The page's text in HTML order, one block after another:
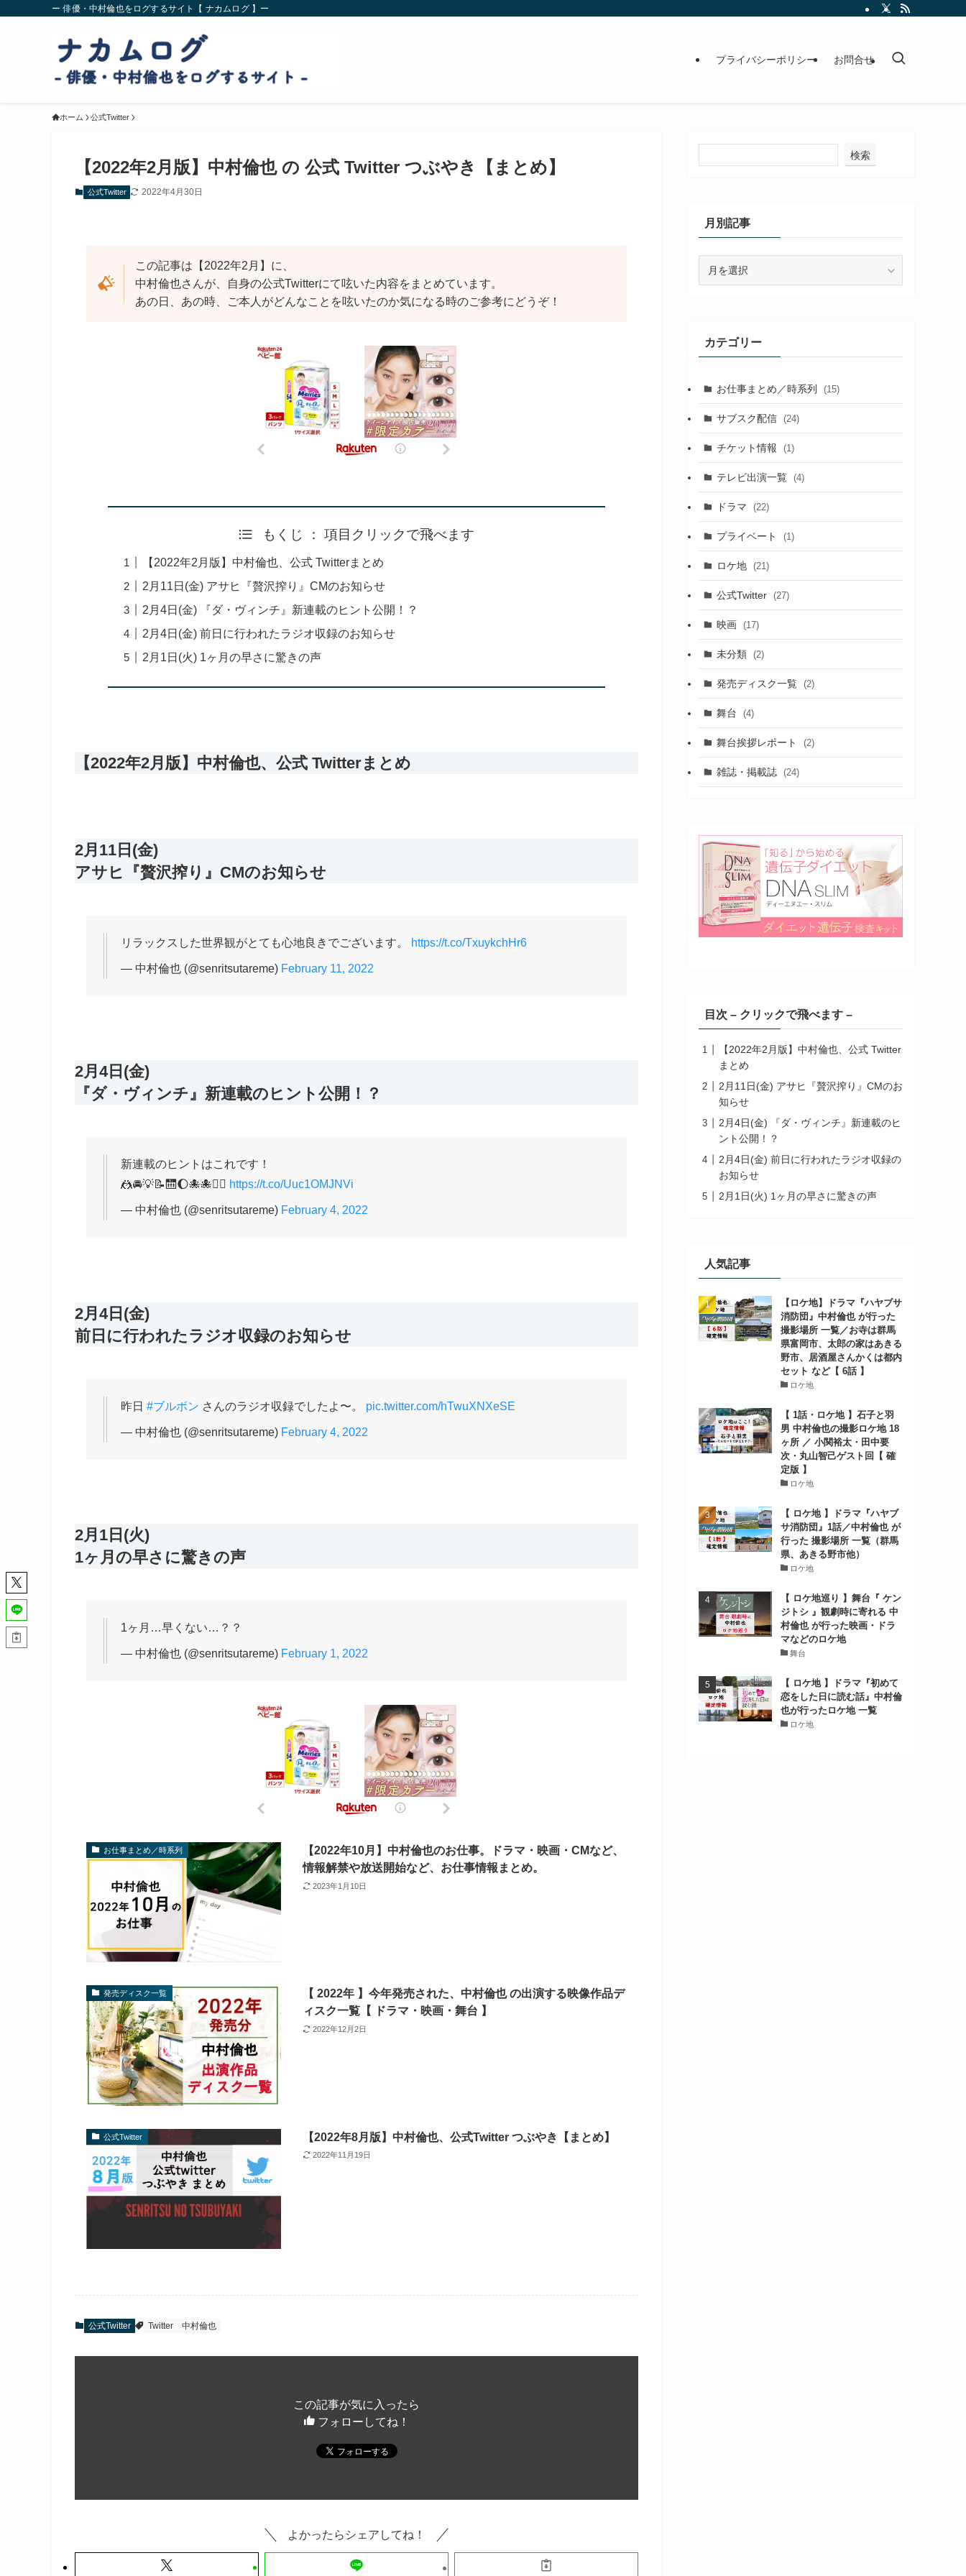
ー 俳優・中村倫也をログするサイト【 ナカムログ 】ー
プライバシーポリシー お問合せ
ホーム 公式Twitter
【2022年2月版】中村倫也 の 公式 Twitter つぶやき【まとめ】
公式Twitter 2022年4月30日
この記事は【2022年2月】に、
中村倫也さんが、自身の公式Twitterにて呟いた内容をまとめています。
あの日、あの時、ご本人がどんなことを呟いたのか気になる時のご参考にどうぞ！
もくじ ： 項目クリックで飛べます
【2022年2月版】中村倫也、公式 Twitterまとめ
2月11日(金) アサヒ『贅沢搾り』CMのお知らせ
2月4日(金) 『ダ・ヴィンチ』新連載のヒント公開！？
2月4日(金) 前日に行われたラジオ収録のお知らせ
2月1日(火) 1ヶ月の早さに驚きの声
【2022年2月版】中村倫也、公式 Twitterまとめ
2月11日(金)
アサヒ『贅沢搾り』CMのお知らせ
リラックスした世界観がとても心地良きでございます。 https://t.co/TxuykchHr6
— 中村倫也 (@senritsutareme) February 11, 2022
2月4日(金)
『ダ・ヴィンチ』新連載のヒント公開！？
新連載のヒントはこれです！
🤼🚘💡📝🛗🌔🐙🐙👯‍♂️ https://t.co/Uuc1OMJNVi
— 中村倫也 (@senritsutareme) February 4, 2022
2月4日(金)
前日に行われたラジオ収録のお知らせ
昨日 #ブルボン さんのラジオ収録でしたよ〜。 pic.twitter.com/hTwuXNXeSE
— 中村倫也 (@senritsutareme) February 4, 2022
2月1日(火)
1ヶ月の早さに驚きの声
1ヶ月…早くない…？？
— 中村倫也 (@senritsutareme) February 1, 2022
お仕事まとめ／時系列
【2022年10月】中村倫也のお仕事。ドラマ・映画・CMなど、
情報解禁や放送開始など、お仕事情報まとめ。
2023年1月10日
発売ディスク一覧
【 2022年 】今年発売された、中村倫也 の出演する映像作品デ
ィスク一覧【 ドラマ・映画・舞台 】
2022年12月2日
公式Twitter 【2022年8月版】中村倫也、公式Twitter つぶやき【まとめ】
2022年11月19日
公式Twitter Twitter 中村倫也
この記事が気に入ったら
フォローしてね！
よかったらシェアしてね！
検索
月別記事
カテゴリー
お仕事まとめ／時系列 (15)
サブスク配信 (24)
チケット情報 (1)
テレビ出演一覧 (4)
ドラマ (22)
プライベート (1)
ロケ地 (21)
公式Twitter (27)
映画 (17)
未分類 (2)
発売ディスク一覧 (2)
舞台 (4)
舞台挨拶レポート (2)
雑誌・掲載誌 (24)
目次 – クリックで飛べます –
【2022年2月版】中村倫也、公式 Twitter
まとめ
2月11日(金) アサヒ『贅沢搾り』CMのお
知らせ
2月4日(金) 『ダ・ヴィンチ』新連載のヒ
ント公開！？
2月4日(金) 前日に行われたラジオ収録の
お知らせ
2月1日(火) 1ヶ月の早さに驚きの声
人気記事
【ロケ地】ドラマ『ハヤブサ
消防団』中村倫也 が行った
撮影場所 一覧／お寺は群馬
県富岡市、太郎の家はあきる
野市、居酒屋さんかくは都内
セット など【 6話 】
ロケ地
【 1話・ロケ地 】石子と羽
男 中村倫也の撮影ロケ地 18
ヶ所 ／ 小関裕太・田中要
次・丸山智己ゲスト回【 確
定版 】
ロケ地
【 ロケ地 】ドラマ『ハヤブ
サ消防団』1話／中村倫也 が
行った 撮影場所 一覧（群馬
県、あきる野市他）
ロケ地
【 ロケ地巡り 】舞台『 ケン
ジトシ 』観劇時に寄れる 中
村倫也 が行った映画・ドラ
マなどのロケ地
舞台
【 ロケ地 】ドラマ『初めて
恋をした日に読む話』中村倫
也が行ったロケ地 一覧
ロケ地